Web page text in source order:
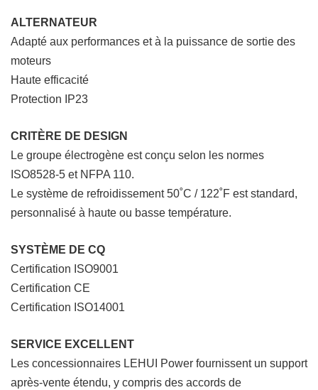
ALTERNATEUR
Adapté aux performances et à la puissance de sortie des
moteurs
Haute efficacité
Protection IP23
CRITÈRE DE DESIGN
Le groupe électrogène est conçu selon les normes
ISO8528-5 et NFPA 110.
Le système de refroidissement 50˚C / 122˚F est standard,
personnalisé à haute ou basse température.
SYSTÈME DE CQ
Certification ISO9001
Certification CE
Certification ISO14001
SERVICE EXCELLENT
Les concessionnaires LEHUI Power fournissent un support
après-vente étendu, y compris des accords de